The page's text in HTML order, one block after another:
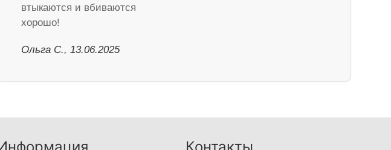
втыкаются и вбиваются
хорошо!
Ольга С., 13.06.2025
Контакты